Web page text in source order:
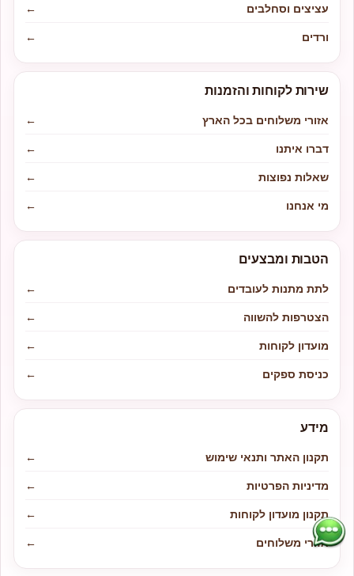
עציצים וסחלבים
←
ורדים
←
שירות לקוחות והזמנות
אזורי משלוחים בכל הארץ
←
דברו איתנו
←
שאלות נפוצות
←
מי אנחנו
←
הטבות ומבצעים
לתת מתנות לעובדים
←
הצטרפות להשווה
←
מועדון לקוחות
←
כניסת ספקים
←
מידע
תקנון האתר ותנאי שימוש
←
מדיניות הפרטיות
←
תקנון מועדון לקוחות
←
אזורי משלוחים
←